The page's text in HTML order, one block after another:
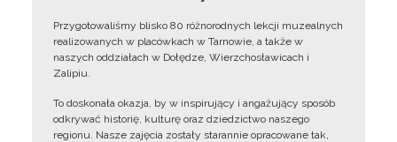
Przygotowaliśmy blisko 80 różnorodnych lekcji muzealnych
realizowanych w placówkach w Tarnowie, a także w
naszych oddziałach w Dołędze, Wierzchosławicach i
Zalipiu.
To doskonała okazja, by w inspirujący i angażujący sposób
odkrywać historię, kulturę oraz dziedzictwo naszego
regionu. Nasze zajęcia zostały starannie opracowane tak,